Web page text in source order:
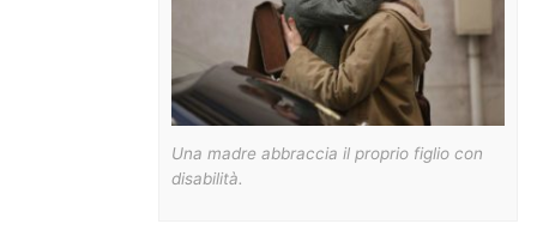
Una madre abbraccia il proprio figlio con
disabilità.